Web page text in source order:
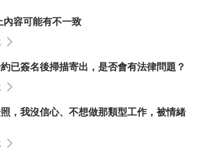
好在取得法律意見後再做決定，確保
害。
內容可能有不一致
已簽名後掃描寄出，是否會有法律問題？
，我沒信心、不想做那類型工作，被情緒